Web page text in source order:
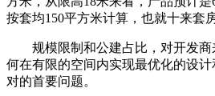
按套均150平方米计算，也就十来套房
规模限制和公建占比，对开发商
何在有限的空间内实现最优化的设
对的首要问题。